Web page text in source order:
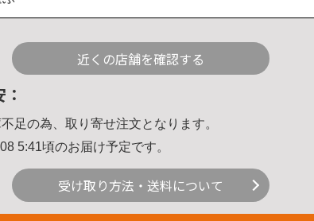
近くの店舗を確認する
足の為、取り寄せ注文となります。
5:41頃のお届け予定です。
受け取り方法・送料について